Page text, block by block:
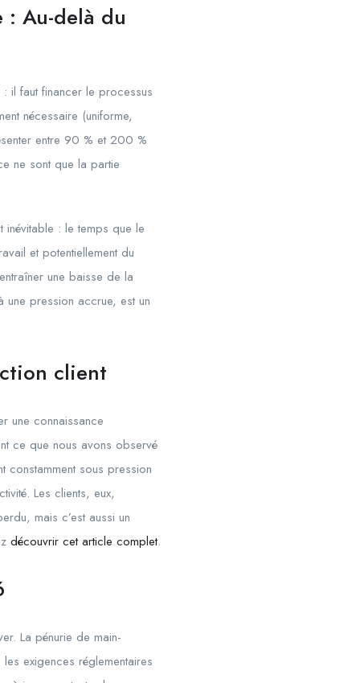
: Au-delà du
: il faut financer le processus
nécessaire (uniforme,
entre 90 % et 200 %
ne sont que la partie
inévitable : le temps que le
et potentiellement du
une baisse de la
pression accrue, est un
client
une connaissance
ce que nous avons observé
constamment sous pression
Les clients, eux,
mais c’est aussi un
découvrir cet article complet.
La pénurie de main-
exigences réglementaires